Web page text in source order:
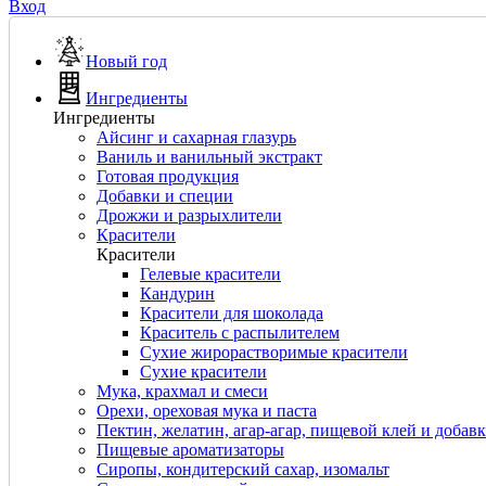
Вход
Новый год
Ингредиенты
Ингредиенты
Айсинг и сахарная глазурь
Ваниль и ванильный экстракт
Готовая продукция
Добавки и специи
Дрожжи и разрыхлители
Красители
Красители
Гелевые красители
Кандурин
Красители для шоколада
Краситель с распылителем
Сухие жирорастворимые красители
Сухие красители
Мука, крахмал и смеси
Орехи, ореховая мука и паста
Пектин, желатин, агар-агар, пищевой клей и
Пищевые ароматизаторы
Сиропы, кондитерский сахар, изомальт